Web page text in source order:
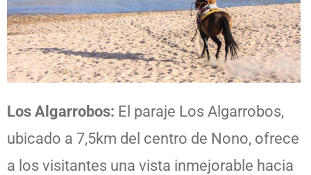
Los Algarrobos: El paraje Los Algarrobos,
ubicado a 7,5km del centro de Nono, ofrece
a los visitantes una vista inmejorable hacia